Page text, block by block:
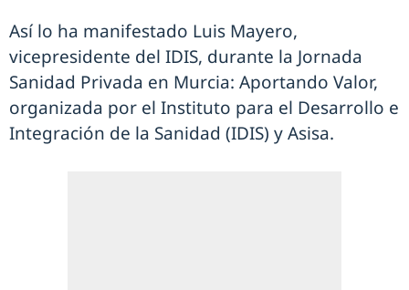
Así lo ha manifestado Luis Mayero,
vicepresidente del IDIS, durante la Jornada
Sanidad Privada en Murcia: Aportando Valor,
organizada por el Instituto para el Desarrollo e
Integración de la Sanidad (IDIS) y Asisa.